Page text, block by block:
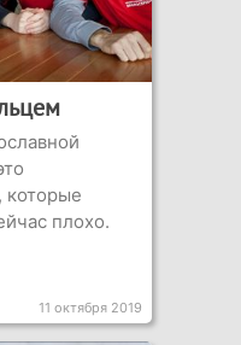
плохо.
11 октября 2019